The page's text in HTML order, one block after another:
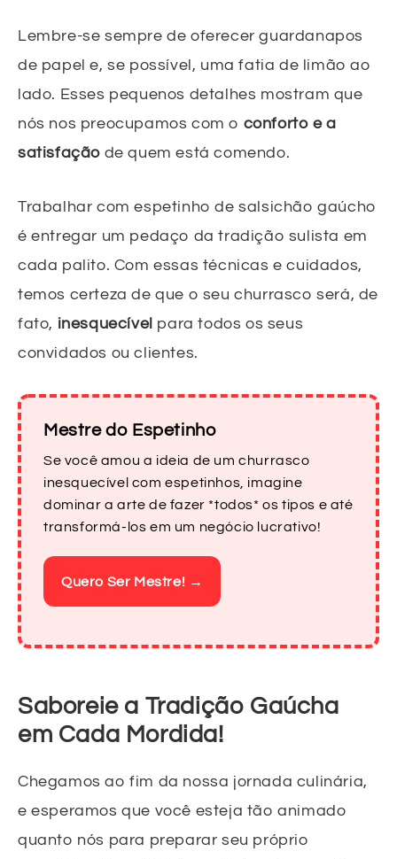
Lembre-se sempre de oferecer guardanapos
de papel e, se possível, uma fatia de limão ao
lado. Esses pequenos detalhes mostram que
nós nos preocupamos com o conforto e a
satisfação de quem está comendo.
Trabalhar com espetinho de salsichão gaúcho
é entregar um pedaço da tradição sulista em
cada palito. Com essas técnicas e cuidados,
temos certeza de que o seu churrasco será, de
fato, inesquecível para todos os seus
convidados ou clientes.
Mestre do Espetinho
Se você amou a ideia de um churrasco
inesquecível com espetinhos, imagine
dominar a arte de fazer *todos* os tipos e até
transformá-los em um negócio lucrativo!
Quero Ser Mestre! →
Saboreie a Tradição Gaúcha
em Cada Mordida!
Chegamos ao fim da nossa jornada culinária,
e esperamos que você esteja tão animado
quanto nós para preparar seu próprio